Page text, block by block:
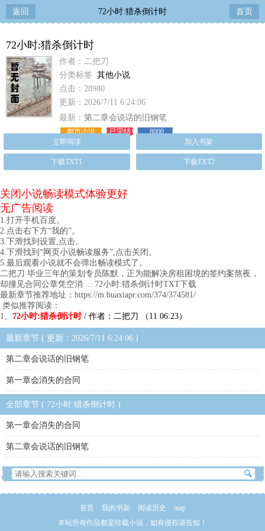
返回 72小时:猎杀倒计时 首页
72小时:猎杀倒计时
作者：二把刀
分类标签 其他小说
点击：28980
更新：2026/7/11 6:24:06
最新： 第二章会说话的旧钢笔
都市小说 已完结
8000
立即阅读
加入书架
下载TXT1 下载TXT2
关闭小说畅读模式体验更好
无广告阅读
1.打开手机百度。
2.点击右下方“我的”。
3.下滑找到设置,点击。
4.下滑找到“网页小说畅读服务”,点击关闭。
5.最后观看小说就不会弹出畅读模式了。
二把刀 毕业三年的策划专员陈默，正为能解决房租困境的签约案熬夜，
却撞见合同公章凭空消 ... 72小时:猎杀倒计时TXT下载
最新章节推荐地址：https://m.huaxiapr.com/374/374581/
类似推荐阅读：
1、 72小时:猎杀倒计时/ 作者：二把刀 （11 06:23）
最新章节 ( 更新：2026/7/11 6:24:06 )
第二章会说话的旧钢笔
第一章会消失的合同
全部章节 ( 72小时:猎杀倒计时 )
第一章会消失的合同
第二章会说话的旧钢笔
首页 我的书架 阅读历史
map
本站所有作品都是转载小说，如有侵权请告知！